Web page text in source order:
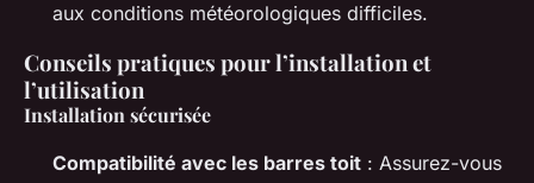
aux conditions météorologiques difficiles.
Conseils pratiques pour l’installation et
l’utilisation
Installation sécurisée
Compatibilité avec les barres toit : Assurez-vous